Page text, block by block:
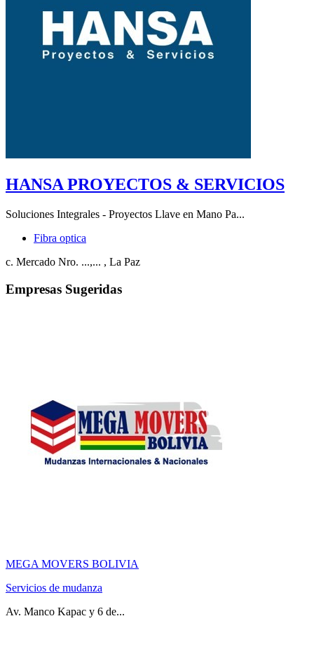
HANSA PROYECTOS & SERVICIOS
Soluciones Integrales - Proyectos Llave en Mano Pa...
Fibra optica
c. Mercado Nro. ...,... , La Paz
Empresas Sugeridas
MEGA MOVERS BOLIVIA
Servicios de mudanza
Av. Manco Kapac y 6 de...